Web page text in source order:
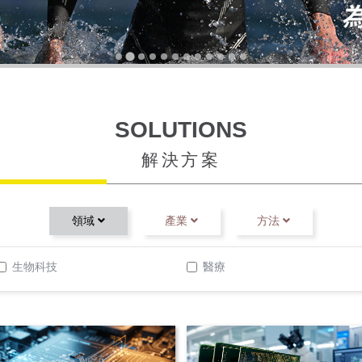
SOLUTIONS
解決方案
領域  產業  方法 
生物科技 醫療